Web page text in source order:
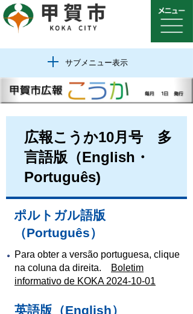
サブメニュー表示
広報こうか10月号 多
言語版（English・
Português)
ポルトガル語版
（Português）
Para obter a versão portuguesa, clique
na coluna da direita.
Boletim
informativo de KOKA 2024-10-01
英語版（English）